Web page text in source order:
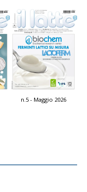
n.5 - Maggio 2026